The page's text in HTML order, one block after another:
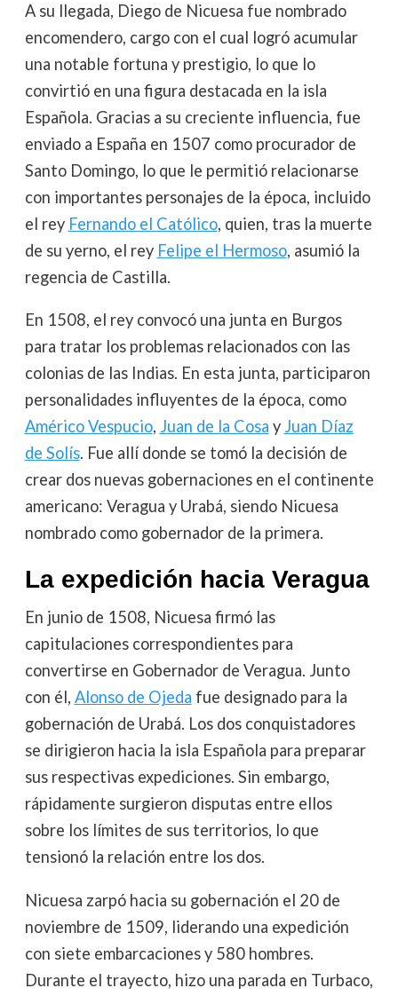
A su llegada, Diego de Nicuesa fue nombrado
encomendero, cargo con el cual logró acumular
una notable fortuna y prestigio, lo que lo
convirtió en una figura destacada en la isla
Española. Gracias a su creciente influencia, fue
enviado a España en 1507 como procurador de
Santo Domingo, lo que le permitió relacionarse
con importantes personajes de la época, incluido
el rey Fernando el Católico, quien, tras la muerte
de su yerno, el rey Felipe el Hermoso, asumió la
regencia de Castilla.
En 1508, el rey convocó una junta en Burgos
para tratar los problemas relacionados con las
colonias de las Indias. En esta junta, participaron
personalidades influyentes de la época, como
Américo Vespucio, Juan de la Cosa yJuan Díaz
de Solís. Fue allí donde se tomó la decisión de
crear dos nuevas gobernaciones en el continente
americano: Veragua y Urabá, siendo Nicuesa
nombrado como gobernador de la primera.
La expedición hacia Veragua
En junio de 1508, Nicuesa firmó las
capitulaciones correspondientes para
convertirse en Gobernador de Veragua. Junto
con él, Alonso de Ojeda fue designado para la
gobernación de Urabá. Los dos conquistadores
se dirigieron hacia la isla Española para preparar
sus respectivas expediciones. Sin embargo,
rápidamente surgieron disputas entre ellos
sobre los límites de sus territorios, lo que
tensionó la relación entre los dos.
Nicuesa zarpó hacia su gobernación el 20 de
noviembre de 1509, liderando una expedición
con siete embarcaciones y 580 hombres.
Durante el trayecto, hizo una parada en Turbaco,